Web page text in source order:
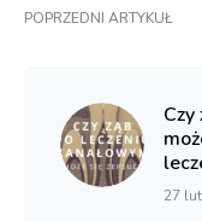
POPRZEDNI ARTYKUŁ
27